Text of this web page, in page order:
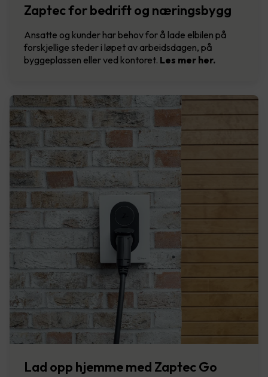
Zaptec for bedrift og næringsbygg
Ansatte og kunder har behov for å lade elbilen på
forskjellige steder i løpet av arbeidsdagen, på
byggeplassen eller ved kontoret. Les mer her.
Lad opp hjemme med Zaptec Go